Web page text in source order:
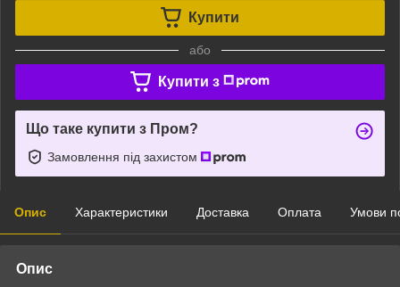
Купити
або
Купити з
Що таке купити з Пром?
Замовлення під захистом
Опис Характеристики Доставка Оплата Умови
Опис